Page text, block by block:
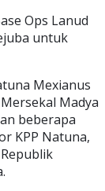
Ops Lanud
untuk
Mexianus
Madya
beberapa
KPP Natuna,